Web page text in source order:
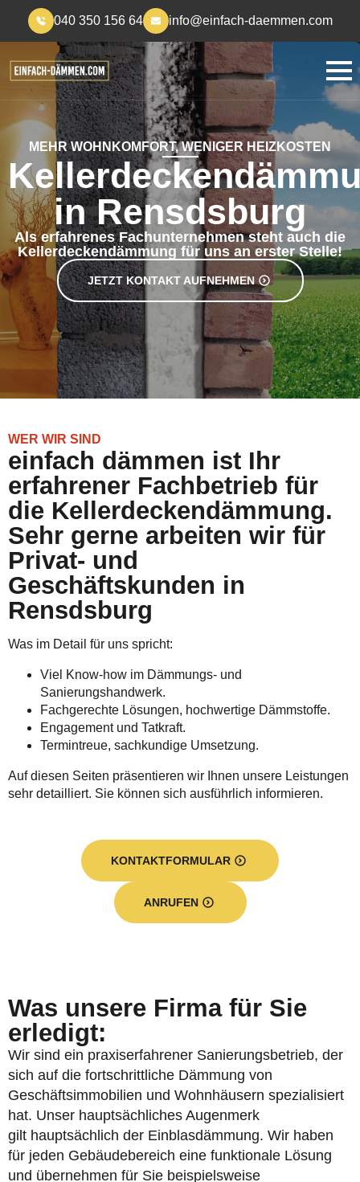
040 350 156 64 info@einfach-daemmen.com
MEHR WOHNKOMFORT, WENIGER HEIZKOSTEN
in Rensdsburg
Als erfahrenes Fachunternehmen steht auch die
Kellerdeckendämmung für uns an erster Stelle!
JETZT KONTAKT AUFNEHMEN
WER WIR SIND
einfach dämmen ist Ihr
erfahrener Fachbetrieb für
die Kellerdeckendämmung.
Sehr gerne arbeiten wir für
Privat- und
Geschäftskunden in
Rensdsburg
Was im Detail für uns spricht:
Viel Know-how im Dämmungs- und
Sanierungshandwerk.
Fachgerechte Lösungen, hochwertige Dämmstoffe.
Engagement und Tatkraft.
Termintreue, sachkundige Umsetzung.
Auf diesen Seiten präsentieren wir Ihnen unsere Leistungen
sehr detailliert. Sie können sich ausführlich informieren.
KONTAKTFORMULAR
ANRUFEN
Was unsere Firma für Sie
erledigt:
Wir sind ein praxiserfahrener Sanierungsbetrieb, der
sich auf die fortschrittliche Dämmung von
Geschäftsimmobilien und Wohnhäusern spezialisiert
hat. Unser hauptsächliches Augenmerk
gilt hauptsächlich der Einblasdämmung. Wir haben
für jeden Gebäudebereich eine funktionale Lösung
und übernehmen für Sie beispielsweise